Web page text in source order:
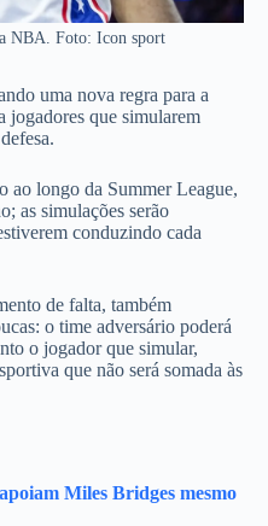
NBA. Foto: Icon sport
uma nova regra para a
jogadores que simularem
ao longo da Summer League,
as simulações serão
conduzindo cada
de falta, também
o time adversário poderá
o jogador que simular,
que não será somada às
Miles Bridges mesmo